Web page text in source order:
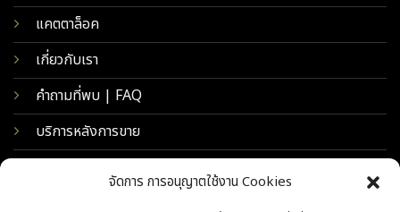
จัดการ การอนุญาตใช้งาน Cookies
แคตตาล็อค
เกี่ยวกับเรา
คำถามที่พบ | FAQ
บริการหลังการขาย